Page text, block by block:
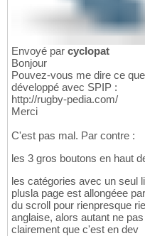
Envoyé par cyclopat
Bonjour
Pouvez-vous me dire ce
développé avec SPIP :
http://rugby-pedia.com/
Merci
C'est pas mal. Par contre :
les 3 gros boutons en haut
les catégories avec un seul
plusla page est allongéee
du scroll pour rienpresque
anglaise, alors autant ne
clairement que c'est en dev